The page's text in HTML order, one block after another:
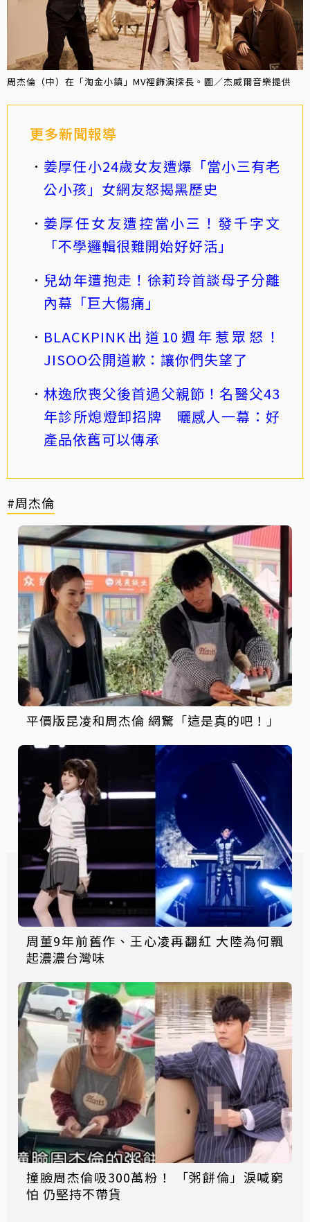
周杰倫（中）在「淘金小鎮」MV裡飾演探長。圖／杰威爾音樂提供
更多新聞報導
姜厚任小24歲女友遭爆「當小三有老
公小孩」女網友怒揭黑歷史
姜厚任女友遭控當小三！發千字文
「不學邏輯很難開始好好活」
兒幼年遭抱走！徐莉玲首談母子分離
內幕「巨大傷痛」
BLACKPINK出道10週年惹眾怒！
JISOO公開道歉：讓你們失望了
林逸欣喪父後首過父親節！名醫父43
年診所熄燈卸招牌 曬感人一幕：好
產品依舊可以傳承
#周杰倫
平價版昆凌和周杰倫 網驚「這是真的吧！」
周董9年前舊作、王心凌再翻紅 大陸為何飄
起濃濃台灣味
撞臉周杰倫吸300萬粉！ 「粥餅倫」淚喊窮
怕 仍堅持不帶貨